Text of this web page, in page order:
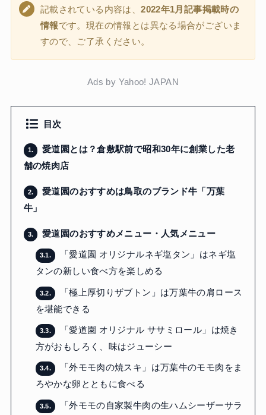
記載されている内容は、2022年1月記事掲載時の
情報です。現在の情報とは異なる場合がございま
すので、ご了承ください。
Ads by Yahoo! JAPAN
目次
1.
愛道園とは？倉敷駅前で昭和30年に創業した老
舗の焼肉店
2.
愛道園のおすすめは鳥取のブランド牛「万葉
牛」
3. 愛道園のおすすめメニュー・人気メニュー
3.1.
「愛道園 オリジナルネギ塩タン」はネギ塩
タンの新しい食べ方を楽しめる
3.2.
「極上厚切りザブトン」は万葉牛の肩ロース
を堪能できる
3.3.
「愛道園 オリジナル ササミロール」は焼き
方がおもしろく、味はジューシー
3.4.
「外モモ肉の焼スキ」は万葉牛のモモ肉をま
ろやかな卵とともに食べる
3.5.
「外モモの自家製牛肉の生ハムシーザーサラ